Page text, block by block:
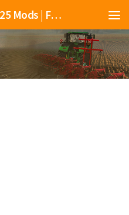
Landwirtschafts Simulator 25 Mods | Farming Simulator 25 Mods | FS25 Mods